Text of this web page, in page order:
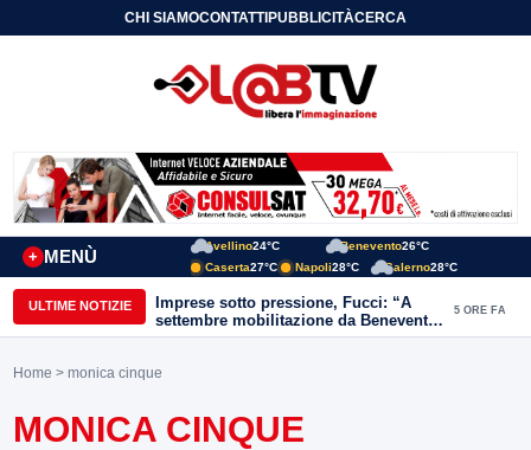
CHI SIAMOCONTATTIPUBBLICITÀCERCA
MENÙ
+
Avellino24°C Benevento26°C
Caserta27°C Napoli28°C Salerno28°C
ULTIME NOTIZIE
Imprese sotto pressione, Fucci: “A
settembre mobilitazione da Benevento
e Avellino”
5 ORE FA
Home > monica cinque
MONICA CINQUE